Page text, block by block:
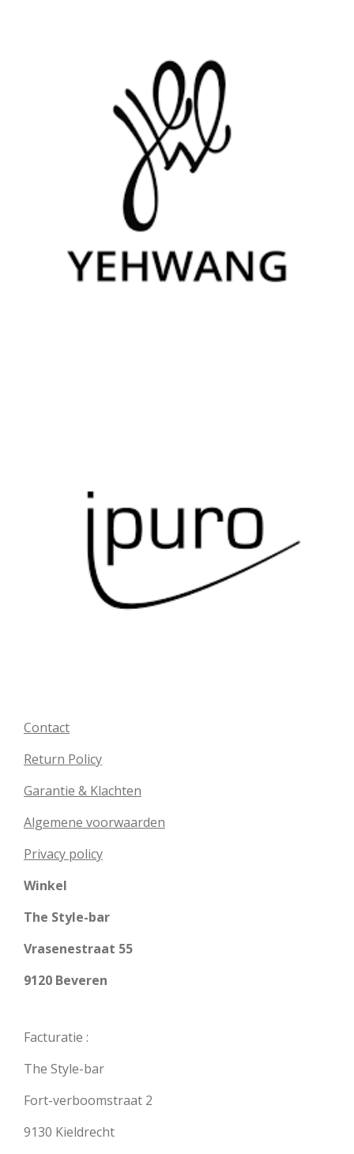
Contact
Return Policy
Garantie & Klachten
Algemene voorwaarden
Privacy policy
Winkel
The Style-bar
Vrasenestraat 55
9120 Beveren
Facturatie :
The Style-bar
Fort-verboomstraat 2
9130 Kieldrecht